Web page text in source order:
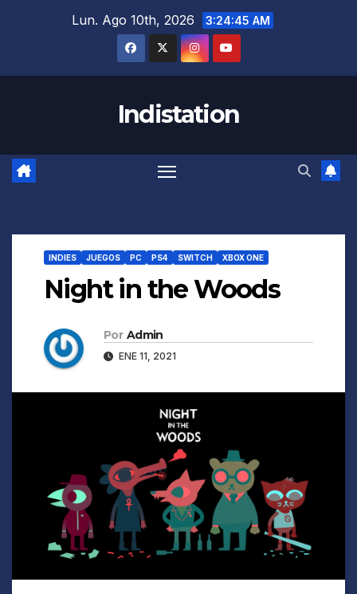
Lun. Ago 10th, 2026 3:24:46 AM
Indistation
INDIES JUEGOS PC PS4 SWITCH XBOX ONE
Night in the Woods
Por Admin
ENE 11, 2021